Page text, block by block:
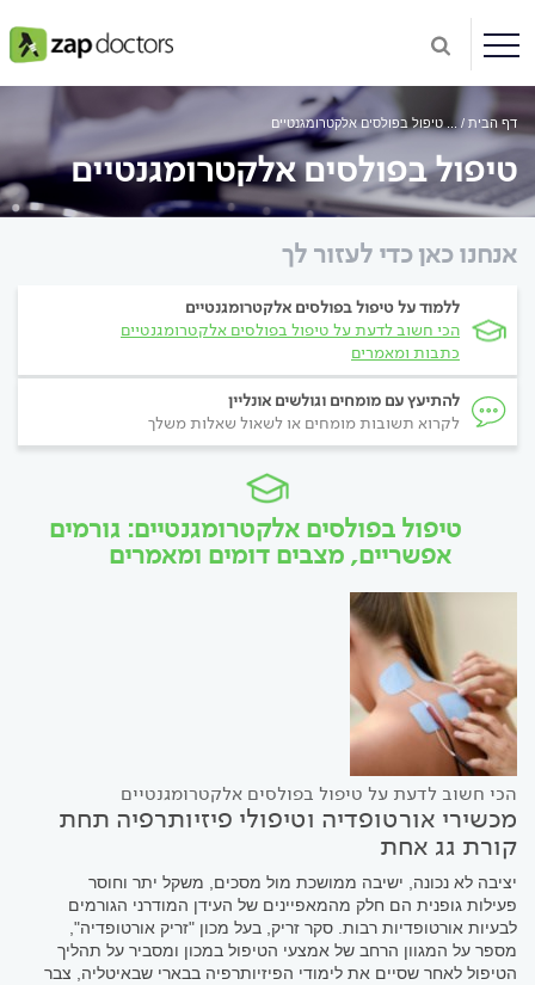
דף הבית טיפול בפולסים אלקטרומגנטיים
טיפול בפולסים אלקטרומגנטיים
אנחנו כאן כדי לעזור לך
ללמוד על טיפול בפולסים אלקטרומגנטיים
הכי חשוב לדעת על טיפול בפולסים אלקטרומגנטיים
כתבות ומאמרים
להתיעץ עם מומחים וגולשים אונליין
לקרוא תשובות מומחים או לשאול שאלות משלך
טיפול בפולסים אלקטרומגנטיים: גורמים
אפשריים, מצבים דומים ומאמרים
הכי חשוב לדעת על טיפול בפולסים אלקטרומגנטיים
מכשירי אורטופדיה וטיפולי פיזיותרפיה תחת
קורת גג אחת
יציבה לא נכונה, ישיבה ממושכת מול מסכים, משקל יתר וחוסר
פעילות גופנית הם חלק מהמאפיינים של העידן המודרני הגורמים
לבעיות אורטופדיות רבות. סקר זריק, בעל מכון "זריק אורטופדיה",
מספר על המגוון הרחב של אמצעי הטיפול במכון ומסביר על תהליך
הטיפול לאחר שסיים את לימודי הפיזיותרפיה בבארי שבאיטליה, צבר